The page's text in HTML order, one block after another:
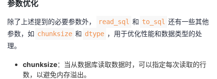
参数优化
除了上述提到的必要参数外， read_sql 和 to_sql 还有一些其他
参数，如 chunksize 和 dtype ，用于优化性能和数据类型的处
理。
chunksize：当从数据库读取数据时，可以指定每次读取的行
数，以避免内存溢出。